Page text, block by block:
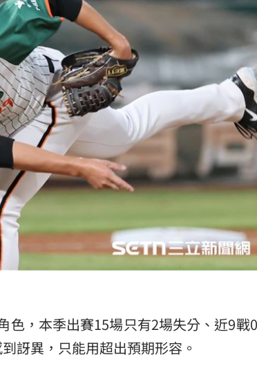
色，本季出賽15場只有2場失分、近9戰
訝異，只能用超出預期形容。